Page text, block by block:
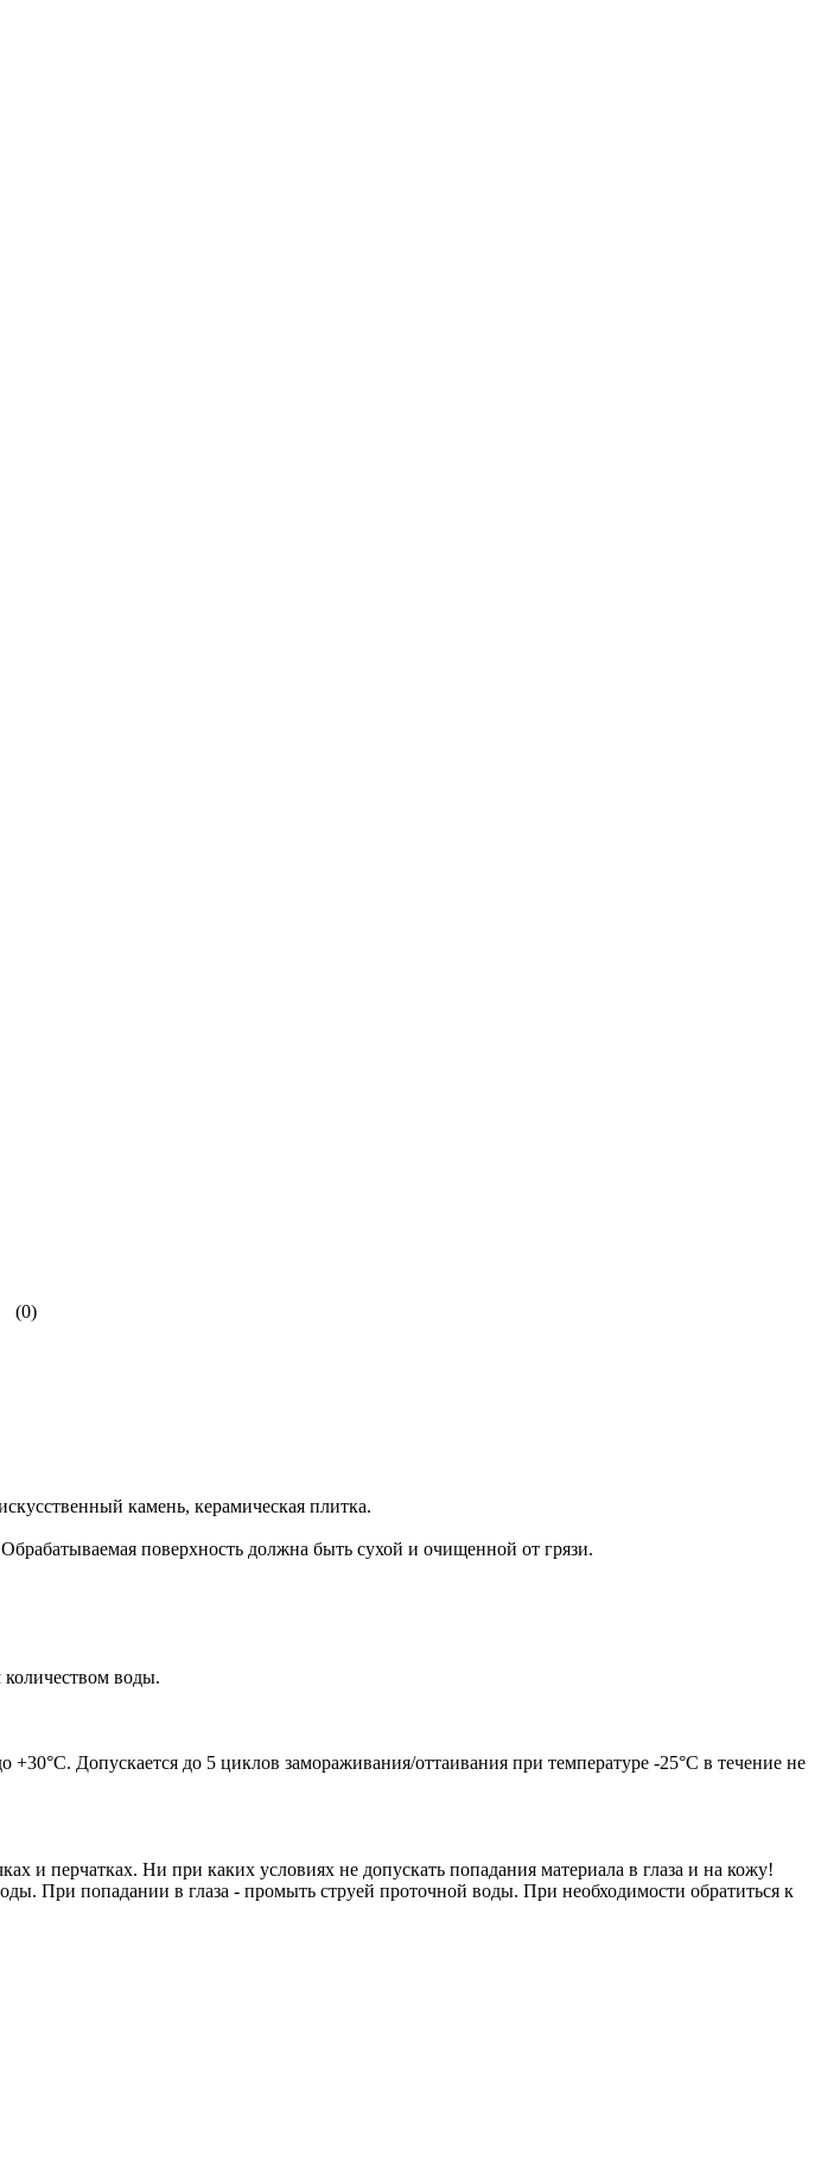
(0)
камень, керамическая плитка.
поверхность должна быть сухой и очищенной от грязи.
воды.
Допускается до 5 циклов замораживания/оттаивания при температуре -25°С в течение не
и перчатках. Ни при каких условиях не допускать попадания материала в глаза и на кожу!
При попадании в глаза - промыть струей проточной воды. При необходимости обратиться к